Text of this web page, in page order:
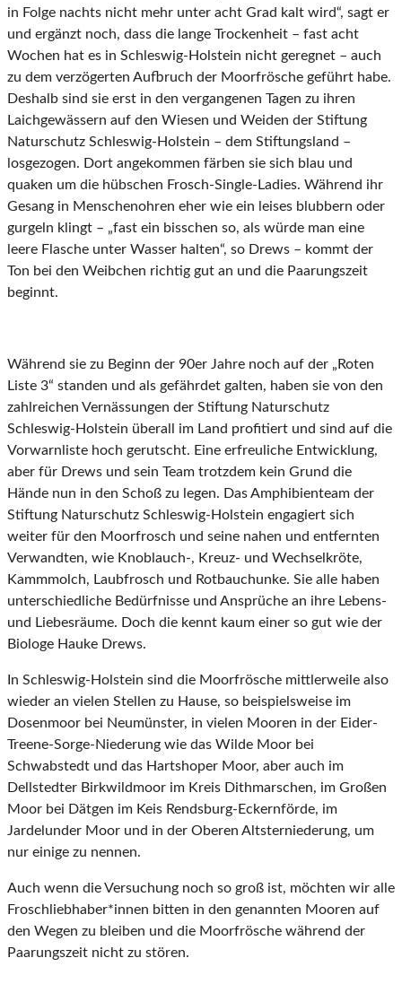
in Folge nachts nicht mehr unter acht Grad kalt wird“, sagt er
und ergänzt noch, dass die lange Trockenheit – fast acht
Wochen hat es in Schleswig-Holstein nicht geregnet – auch
zu dem verzögerten Aufbruch der Moorfrösche geführt habe.
Deshalb sind sie erst in den vergangenen Tagen zu ihren
Laichgewässern auf den Wiesen und Weiden der Stiftung
Naturschutz Schleswig-Holstein – dem Stiftungsland –
losgezogen. Dort angekommen färben sie sich blau und
quaken um die hübschen Frosch-Single-Ladies. Während ihr
Gesang in Menschenohren eher wie ein leises blubbern oder
gurgeln klingt – „fast ein bisschen so, als würde man eine
leere Flasche unter Wasser halten“, so Drews – kommt der
Ton bei den Weibchen richtig gut an und die Paarungszeit
beginnt.
Während sie zu Beginn der 90er Jahre noch auf der „Roten
Liste 3“ standen und als gefährdet galten, haben sie von den
zahlreichen Vernässungen der Stiftung Naturschutz
Schleswig-Holstein überall im Land profitiert und sind auf die
Vorwarnliste hoch gerutscht. Eine erfreuliche Entwicklung,
aber für Drews und sein Team trotzdem kein Grund die
Hände nun in den Schoß zu legen. Das Amphibienteam der
Stiftung Naturschutz Schleswig-Holstein engagiert sich
weiter für den Moorfrosch und seine nahen und entfernten
Verwandten, wie Knoblauch-, Kreuz- und Wechselkröte,
Kammmolch, Laubfrosch und Rotbauchunke. Sie alle haben
unterschiedliche Bedürfnisse und Ansprüche an ihre Lebens-
und Liebesräume. Doch die kennt kaum einer so gut wie der
Biologe Hauke Drews.
In Schleswig-Holstein sind die Moorfrösche mittlerweile also
wieder an vielen Stellen zu Hause, so beispielsweise im
Dosenmoor bei Neumünster, in vielen Mooren in der Eider-
Treene-Sorge-Niederung wie das Wilde Moor bei
Schwabstedt und das Hartshoper Moor, aber auch im
Dellstedter Birkwildmoor im Kreis Dithmarschen, im Großen
Moor bei Dätgen im Keis Rendsburg-Eckernförde, im
Jardelunder Moor und in der Oberen Altsterniederung, um
nur einige zu nennen.
Auch wenn die Versuchung noch so groß ist, möchten wir alle
Froschliebhaber*innen bitten in den genannten Mooren auf
den Wegen zu bleiben und die Moorfrösche während der
Paarungszeit nicht zu stören.